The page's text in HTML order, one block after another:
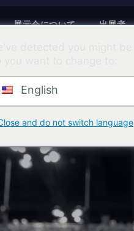
展示会について 出展者
English
and do not switch language